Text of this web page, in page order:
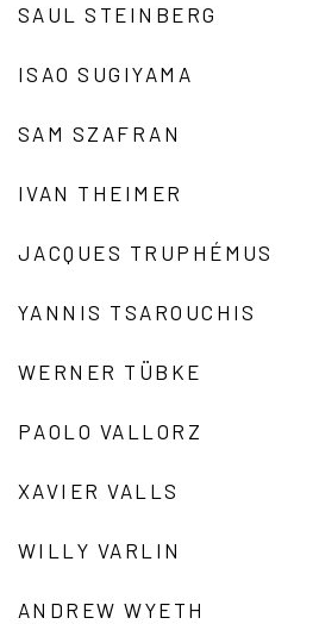
SAUL STEINBERG
ISAO SUGIYAMA
SAM SZAFRAN
IVAN THEIMER
JACQUES TRUPHÉMUS
YANNIS TSAROUCHIS
WERNER TÜBKE
PAOLO VALLORZ
XAVIER VALLS
WILLY VARLIN
ANDREW WYETH